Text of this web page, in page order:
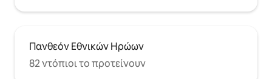
Πανθεόν Εθνικών Ηρώων
82 ντόπιοι το προτείνουν